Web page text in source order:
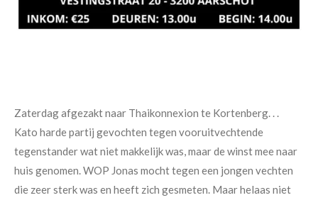
Zaterdag afgezakt naar Thaikonnexion te Kortenberg. . .
Kato harde partij gevochten tegen vooruitvechtende
tegenstander wat niet makkelijk was, maar de winst mee naar
huis genomen. WOP Jonas mocht tegen een jongen vechten
die zeer sterk was en heeft zich gesmeten. Maar helaas niet